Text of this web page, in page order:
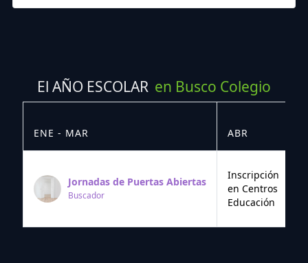
El AÑO ESCOLAR en Busco Colegio
ENE - MAR ABR
Jornadas de Puertas Abiertas
Buscador
Inscripción
en Centros
Educación